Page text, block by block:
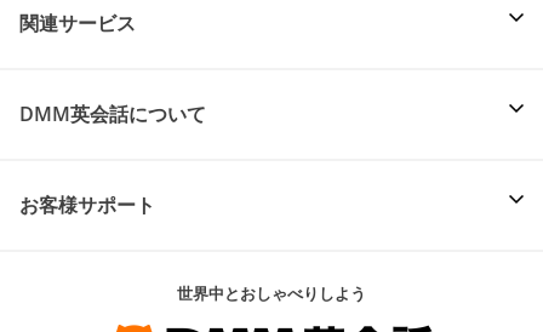
関連サービス
DMM英会話について
お客様サポート
世界中とおしゃべりしよう